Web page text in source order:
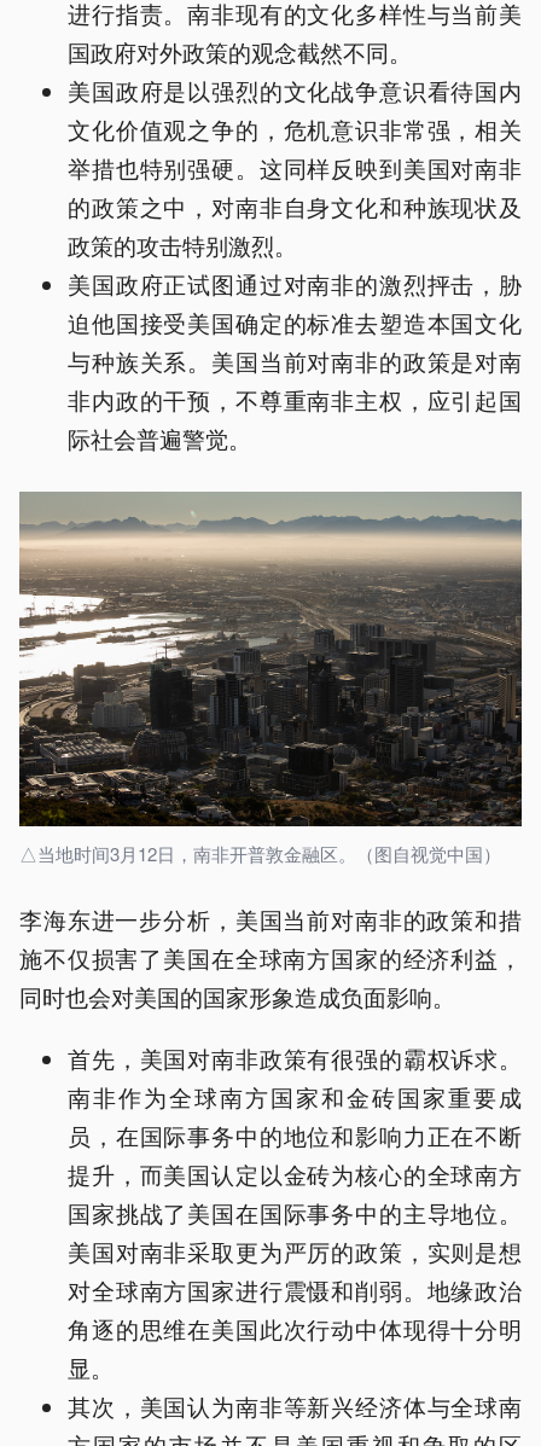
进行指责。南非现有的文化多样性与当前美
国政府对外政策的观念截然不同。
美国政府是以强烈的文化战争意识看待国内
文化价值观之争的，危机意识非常强，相关
举措也特别强硬。这同样反映到美国对南非
的政策之中，对南非自身文化和种族现状及
政策的攻击特别激烈。
美国政府正试图通过对南非的激烈抨击，胁
迫他国接受美国确定的标准去塑造本国文化
与种族关系。美国当前对南非的政策是对南
非内政的干预，不尊重南非主权，应引起国
际社会普遍警觉。
△当地时间3月12日，南非开普敦金融区。（图自视觉中国）
李海东进一步分析，美国当前对南非的政策和措
施不仅损害了美国在全球南方国家的经济利益，
同时也会对美国的国家形象造成负面影响。
首先，美国对南非政策有很强的霸权诉求。
南非作为全球南方国家和金砖国家重要成
员，在国际事务中的地位和影响力正在不断
提升，而美国认定以金砖为核心的全球南方
国家挑战了美国在国际事务中的主导地位。
美国对南非采取更为严厉的政策，实则是想
对全球南方国家进行震慑和削弱。地缘政治
角逐的思维在美国此次行动中体现得十分明
显。
其次，美国认为南非等新兴经济体与全球南